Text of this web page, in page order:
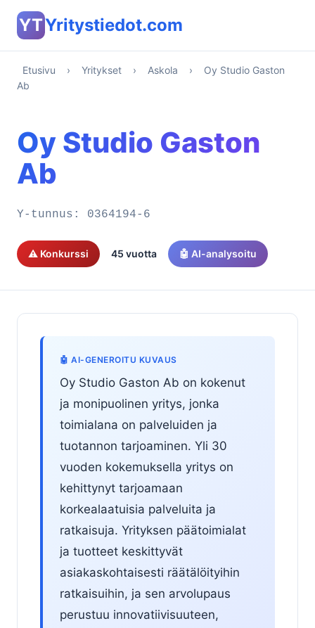
YTYritystiedot.com
Etusivu › Yritykset › Askola ›
Oy Studio Gaston
Ab
Oy Studio Gaston
Ab
Y-tunnus: 0364194-6
⚠️ Konkurssi 45 vuotta 🤖 AI-analysoitu
🤖 AI-GENEROITU KUVAUS
Oy Studio Gaston Ab on kokenut
ja monipuolinen yritys, jonka
toimialana on palveluiden ja
tuotannon tarjoaminen. Yli 30
vuoden kokemuksella yritys on
kehittynyt tarjoamaan
korkealaatuisia palveluita ja
ratkaisuja. Yrityksen päätoimialat
ja tuotteet keskittyvät
asiakaskohtaisesti räätälöityihin
ratkaisuihin, ja sen arvolupaus
perustuu innovatiivisuuteen,